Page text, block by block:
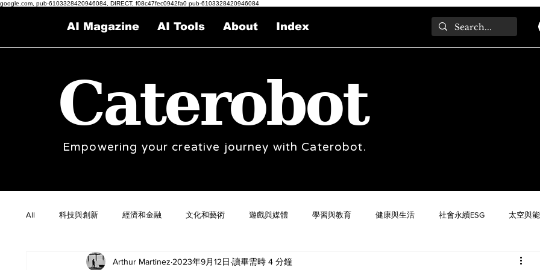
google.com, pub-6103328420946084, DIRECT, f08c47fec0942fa0 pub-6103328420946084
AI Magazine AI Tools About Index
Caterobot
Empowering your creative journey with Caterobot.
All 科技與創新 經濟和金融 文化和藝術 遊戲與媒體 學習與教育 健康與生活 社會永續ESG 太空與
Arthur Martinez 2023年9月12日 讀畢需時 4 分鐘